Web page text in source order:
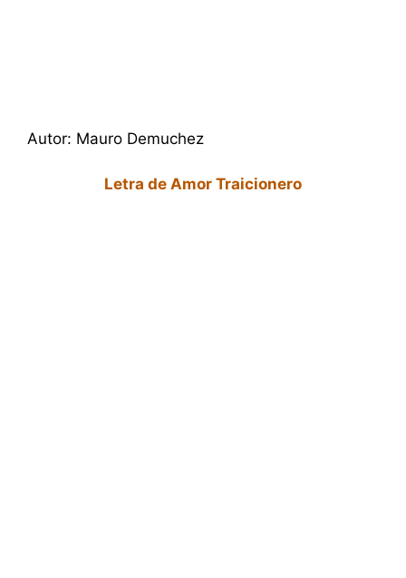
Autor: Mauro Demuchez
Letra de Amor Traicionero